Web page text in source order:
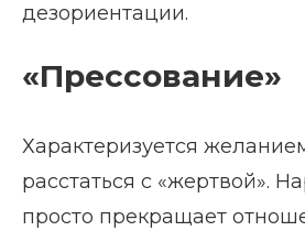
дезориентации.
«Прессование»
Характеризуется
расстаться с «жертвой».
просто прекращает